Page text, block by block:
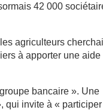
42 000
agriculteurs
à apporter une aide
bancaire ». Une
qui invite à « participer